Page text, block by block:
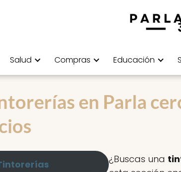
Salud Compras Educación
en Parla
¿Buscas una